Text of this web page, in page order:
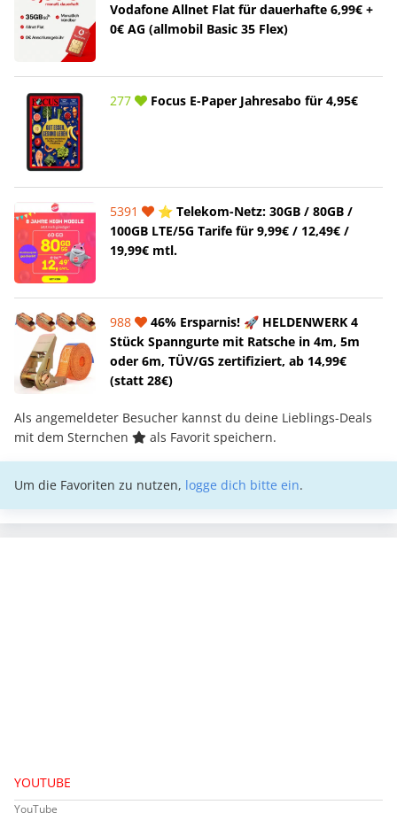
Vodafone Allnet Flat für dauerhafte 6,99€ +
0€ AG (allmobil Basic 35 Flex)
277 Focus E-Paper Jahresabo für 4,95€
5391
⭐️ Telekom-Netz: 30GB / 80GB /
100GB LTE/5G Tarife für 9,99€ / 12,49€ /
19,99€ mtl.
988
46% Ersparnis! 🚀 HELDENWERK 4
Stück Spanngurte mit Ratsche in 4m, 5m
oder 6m, TÜV/GS zertifiziert, ab 14,99€
(statt 28€)
Als angemeldeter Besucher kannst du deine Lieblings-Deals
mit dem Sternchen
als Favorit speichern.
Um die Favoriten zu nutzen, logge dich bitte ein.
YOUTUBE
YouTube